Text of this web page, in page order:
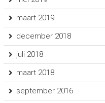
maart 2019
december 2018
juli 2018
maart 2018
september 2016